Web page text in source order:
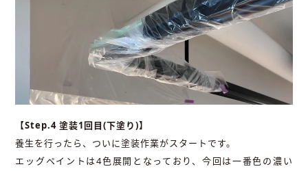
【Step.4 塗装1回目(下塗り)】
養生を行ったら、ついに塗装作業がスタートです。
エッグペイントは4色展開となっており、今回は一番色の濃い